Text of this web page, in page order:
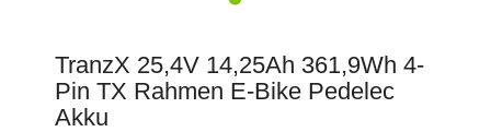
TranzX 25,4V 14,25Ah 361,9Wh 4-
Pin TX Rahmen E-Bike Pedelec
Akku